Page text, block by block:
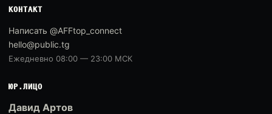
КОНТАКТ
Написать @AFFtop_connect
hello@public.tg
Ежедневно 08:00 — 23:00 МСК
ЮР.ЛИЦО
Давид Артов